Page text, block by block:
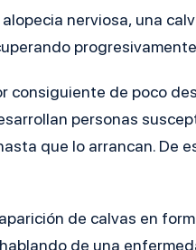
nerviosa, una
consiguiente de poco
personas
que lo arrancan. De
de calvas en
de una